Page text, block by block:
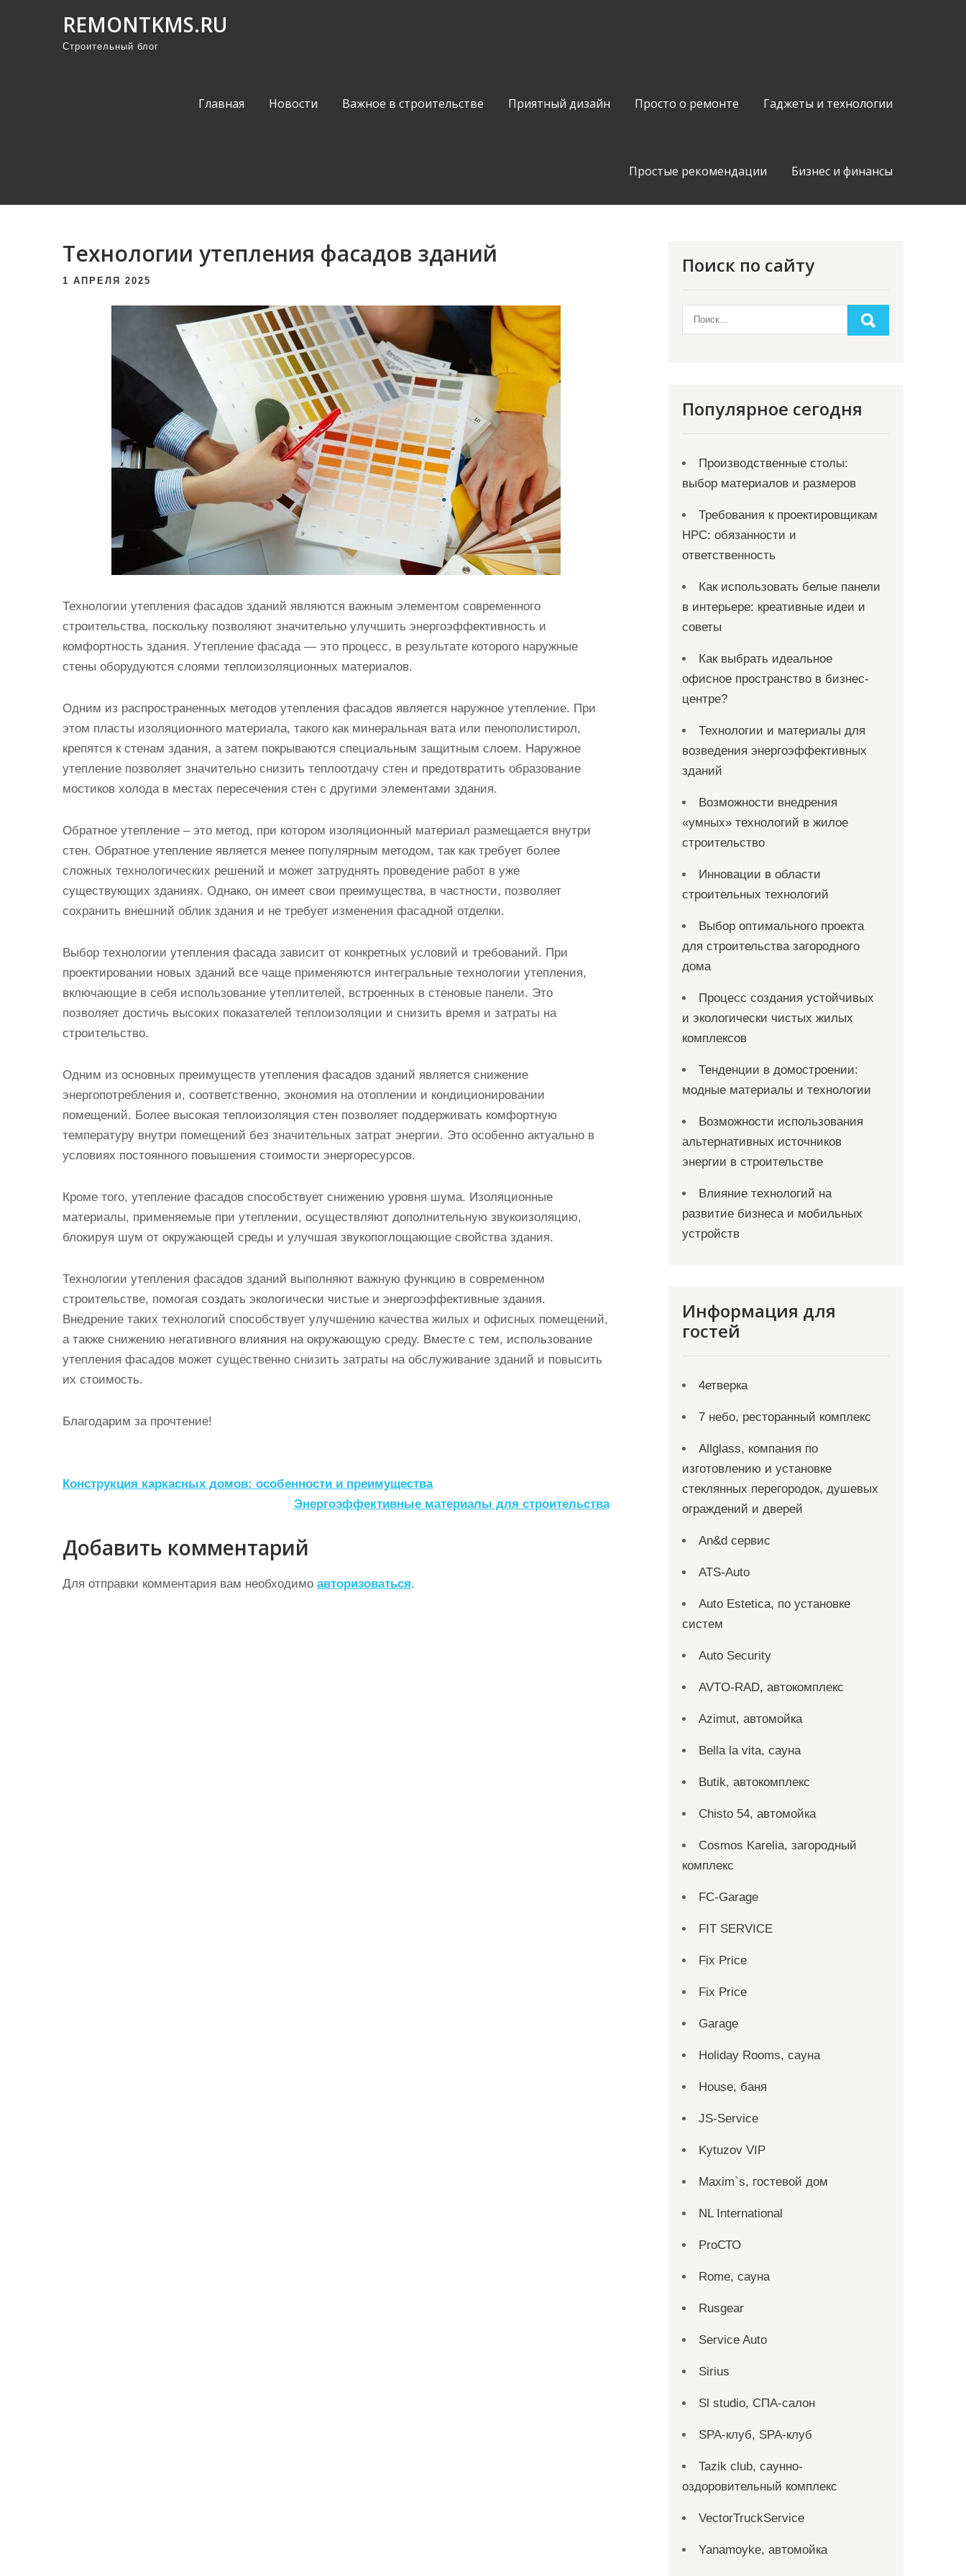
REMONTKMS.RU
Строительный блог
Главная Новости Важное в строительстве Приятный дизайн Просто о ремонте Гаджеты и технологии
Простые рекомендации Бизнес и финансы
Технологии утепления фасадов зданий
1 АПРЕЛЯ 2025
Технологии утепления фасадов зданий являются важным элементом современного
строительства, поскольку позволяют значительно улучшить энергоэффективность и
комфортность здания. Утепление фасада — это процесс, в результате которого наружные
стены оборудуются слоями теплоизоляционных материалов.
Одним из распространенных методов утепления фасадов является наружное утепление. При
этом пласты изоляционного материала, такого как минеральная вата или пенополистирол,
крепятся к стенам здания, а затем покрываются специальным защитным слоем. Наружное
утепление позволяет значительно снизить теплоотдачу стен и предотвратить образование
мостиков холода в местах пересечения стен с другими элементами здания.
Обратное утепление – это метод, при котором изоляционный материал размещается внутри
стен. Обратное утепление является менее популярным методом, так как требует более
сложных технологических решений и может затруднять проведение работ в уже
существующих зданиях. Однако, он имеет свои преимущества, в частности, позволяет
сохранить внешний облик здания и не требует изменения фасадной отделки.
Выбор технологии утепления фасада зависит от конкретных условий и требований. При
проектировании новых зданий все чаще применяются интегральные технологии утепления,
включающие в себя использование утеплителей, встроенных в стеновые панели. Это
позволяет достичь высоких показателей теплоизоляции и снизить время и затраты на
строительство.
Одним из основных преимуществ утепления фасадов зданий является снижение
энергопотребления и, соответственно, экономия на отоплении и кондиционировании
помещений. Более высокая теплоизоляция стен позволяет поддерживать комфортную
температуру внутри помещений без значительных затрат энергии. Это особенно актуально в
условиях постоянного повышения стоимости энергоресурсов.
Кроме того, утепление фасадов способствует снижению уровня шума. Изоляционные
материалы, применяемые при утеплении, осуществляют дополнительную звукоизоляцию,
блокируя шум от окружающей среды и улучшая звукопоглощающие свойства здания.
Технологии утепления фасадов зданий выполняют важную функцию в современном
строительстве, помогая создать экологически чистые и энергоэффективные здания.
Внедрение таких технологий способствует улучшению качества жилых и офисных помещений,
а также снижению негативного влияния на окружающую среду. Вместе с тем, использование
утепления фасадов может существенно снизить затраты на обслуживание зданий и повысить
их стоимость.
Благодарим за прочтение!
Н
в
и
г
Конструкция каркасных домов: особенности и преимущества
Энергоэффективные материалы для строительства
Добавить комментарий
Для отправки комментария вам необходимо авторизоваться.
Поиск по сайту
Популярное сегодня
Производственные столы:
выбор материалов и размеров
Требования к проектировщикам
НРС: обязанности и
ответственность
Как использовать белые панели
в интерьере: креативные идеи и
советы
Как выбрать идеальное
офисное пространство в бизнес-
центре?
Технологии и материалы для
возведения энергоэффективных
зданий
Возможности внедрения
«умных» технологий в жилое
строительство
Инновации в области
строительных технологий
Выбор оптимального проекта
для строительства загородного
дома
Процесс создания устойчивых
и экологически чистых жилых
комплексов
Тенденции в домостроении:
модные материалы и технологии
Возможности использования
альтернативных источников
энергии в строительстве
Влияние технологий на
развитие бизнеса и мобильных
устройств
Информация для
гостей
4етверка
7 небо, ресторанный комплекс
Allglass, компания по
изготовлению и установке
стеклянных перегородок, душевых
ограждений и дверей
An&d сервис
ATS-Auto
Auto Estetica, по установке
систем
Auto Security
AVTO-RAD, автокомплекс
Azimut, автомойка
Bella la vita, сауна
Butik, автокомплекс
Chisto 54, автомойка
Cosmos Karelia, загородный
комплекс
FC-Garage
FIT SERVICE
Fix Price
Fix Price
Garage
Holiday Rooms, сауна
House, баня
JS-Service
Kytuzov VIP
Maxim`s, гостевой дом
NL International
ProСТО
Rome, сауна
Rusgear
Service Auto
Sirius
Sl studio, СПА-салон
SPA-клуб, SPA-клуб
Tazik club, саунно-
оздоровительный комплекс
VectorTruckService
Yanamoyke, автомойка